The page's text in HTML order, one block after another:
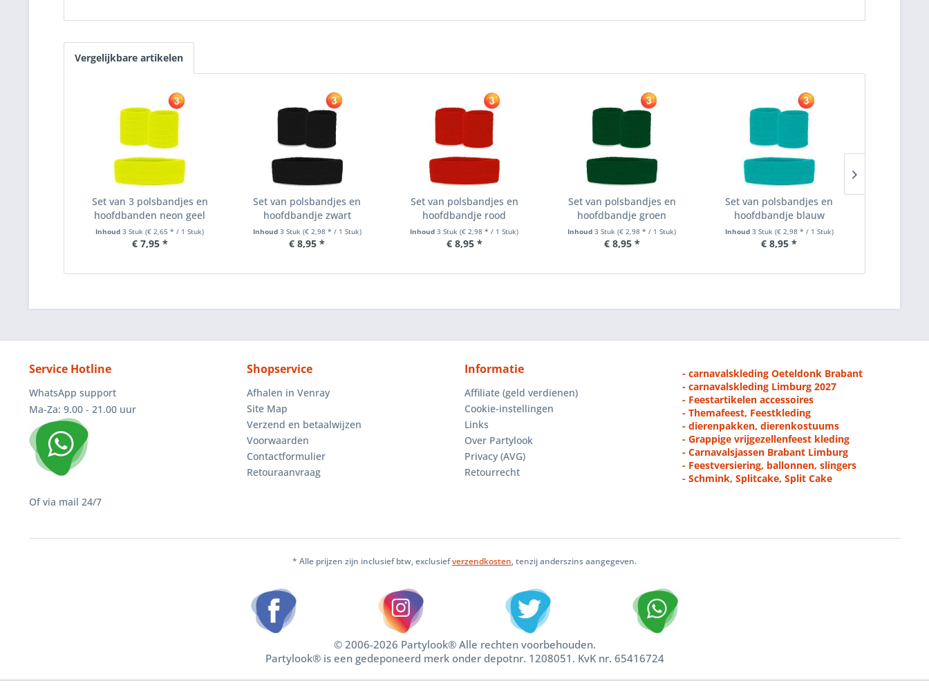
Vergelijkbare artikelen
Set van 3 polsbandjes en
hoofdbanden neon geel
Inhoud3 Stuk(€ 2,65 * / 1 Stuk)
€ 7,95 *
Set van polsbandjes en
hoofdbandje zwart
Inhoud 3 Stuk (€ 2,98 * / 1 Stuk)
€ 8,95 *
Set van polsbandjes en
hoofdbandje rood
Inhoud3 Stuk(€ 2,98 * / 1 Stuk)
€ 8,95 *
Set van polsbandjes en
hoofdbandje groen
Inhoud3 Stuk(€ 2,98 * / 1 Stuk)
€ 8,95 *
Set van polsbandjes en
hoofdbandje blauw
Inhoud 3 Stuk (€ 2,98 * / 1 Stuk)
€ 8,95 *
Service Hotline
WhatsApp support
Ma-Za: 9.00 - 21.00 uur
Of via mail 24/7
Shopservice
Afhalen in Venray
Site Map
Verzend en betaalwijzen
Voorwaarden
Contactformulier
Retouraanvraag
Informatie
Affiliate (geld verdienen)
Cookie-instellingen
Links
Over Partylook
Privacy (AVG)
Retourrecht
- carnavalskleding Oeteldonk Brabant
- carnavalskleding Limburg 2027
- Feestartikelen accessoires
- Themafeest, Feestkleding
- dierenpakken, dierenkostuums
- Grappige vrijgezellenfeest kleding
- Carnavalsjassen Brabant Limburg
- Feestversiering, ballonnen, slingers
- Schmink, Splitcake, Split Cake
* Alle prijzen zijn inclusief btw, exclusiefverzendkosten, tenzij anderszins aangegeven.
© 2006-2026 Partylook® Alle rechten voorbehouden.
Partylook® is een gedeponeerd merk onder depotnr. 1208051. KvK nr. 65416724